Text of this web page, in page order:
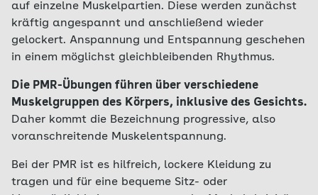
auf einzelne Muskelpartien. Diese werden zunächst
kräftig angespannt und anschließend wieder
gelockert. Anspannung und Entspannung geschehen
in einem möglichst gleichbleibenden Rhythmus.
Die PMR-Übungen führen über verschiedene
Muskelgruppen des Körpers, inklusive des Gesichts.
Daher kommt die Bezeichnung progressive, also
voranschreitende Muskelentspannung.
Bei der PMR ist es hilfreich, lockere Kleidung zu
tragen und für eine bequeme Sitz- oder